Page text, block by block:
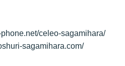
celeo-sagamihara/
sagamihara.com/